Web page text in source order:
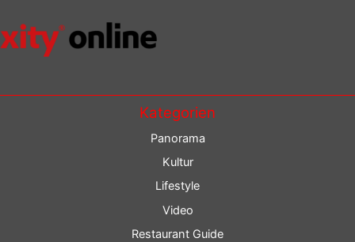
Kategorien
Panorama
Kultur
Lifestyle
Video
Restaurant Guide